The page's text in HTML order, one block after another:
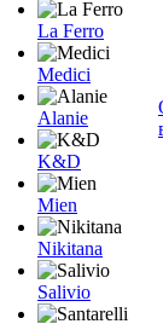
La Ferro
Medici
Alanie
K&D
Mien
Nikitana
Salivio